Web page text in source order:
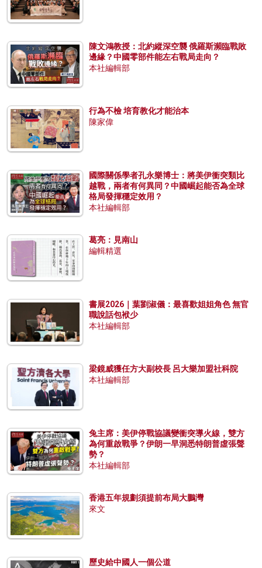
陳文鴻教授：北約縱深空襲 俄羅斯瀕臨戰敗
邊緣？中國零部件能左右戰局走向？
本社編輯部
行為不檢 培育教化才能治本
陳家偉
國際關係學者孔永樂博士：將美伊衝突類比
越戰，兩者有何異同？中國崛起能否為全球
格局發揮穩定效用？
本社編輯部
葛亮：見南山
編輯精選
書展2026｜葉劉淑儀：最喜歡姐姐角色 無官
職說話包袱少
本社編輯部
梁鏡威獲任方大副校長 呂大樂加盟社科院
本社編輯部
兔主席：美伊停戰協議變衝突導火線，雙方
為何重啟戰爭？伊朗一早洞悉特朗普虛張聲
勢？
本社編輯部
香港五年規劃須提前布局大鵬灣
來文
歷史給中國人一個公道